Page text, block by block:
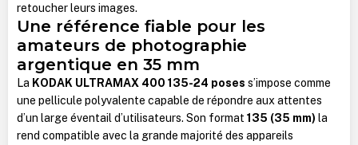
retoucher leurs images.
Une référence fiable pour les
amateurs de photographie
argentique en 35 mm
La KODAK ULTRAMAX 400 135-24 poses s’impose comme
une pellicule polyvalente capable de répondre aux attentes
d’un large éventail d’utilisateurs. Son format 135 (35 mm) la
rend compatible avec la grande majorité des appareils